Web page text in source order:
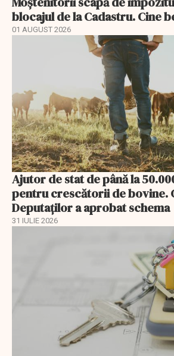
blocajul de la Cadastru. Cine
01 AUGUST 2026
Ajutor de stat de până la
pentru crescătorii de bovine.
Deputaților a aprobat schema
31 IULIE 2026